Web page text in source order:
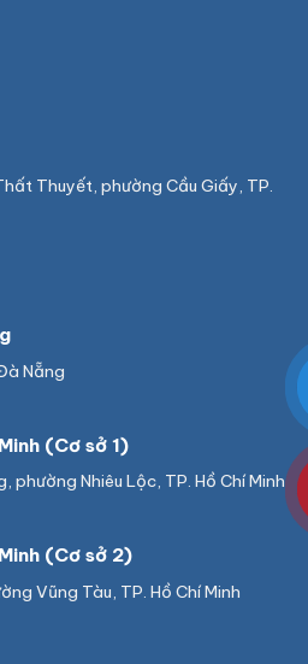
Thuyết, phường Cầu Giấy, TP.
Nẵng
(Cơ sở 1)
phường Nhiêu Lộc, TP. Hồ Chí Minh
(Cơ sở 2)
Vũng Tàu, TP. Hồ Chí Minh